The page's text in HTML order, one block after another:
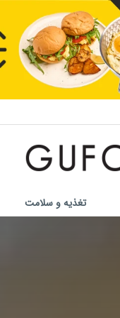
تغذیه و سلامت